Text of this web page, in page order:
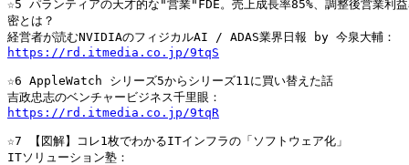
☆5 パランティアの天才的な"営業"FDE。売上成長率85%、調整後営業利益
密とは？
https://rd.itmedia.co.jp/9tqS
☆6 AppleWatch シリーズ5からシリーズ11に買い替えた話
https://rd.itmedia.co.jp/9tqR
☆7 【図解】コレ1枚でわかるITインフラの「ソフトウェア化」